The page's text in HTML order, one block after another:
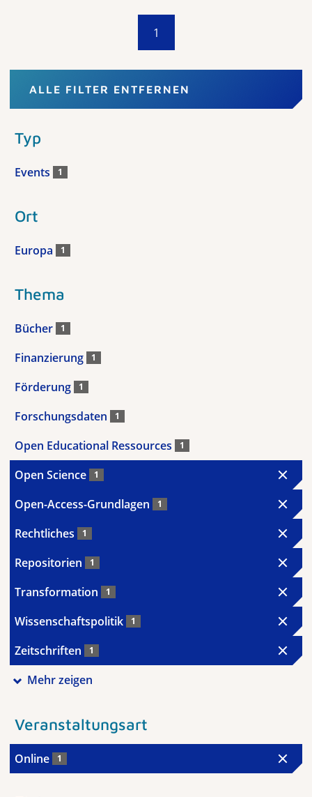
1
ALLE FILTER ENTFERNEN
Typ
Events 1
Ort
Europa 1
Thema
Bücher 1
Finanzierung 1
Förderung 1
Forschungsdaten 1
Open Educational Ressources 1
Open Science 1
Open-Access-Grundlagen 1
Rechtliches 1
Repositorien 1
Transformation 1
Wissenschaftspolitik 1
Zeitschriften 1
Mehr zeigen
Veranstaltungsart
Online 1